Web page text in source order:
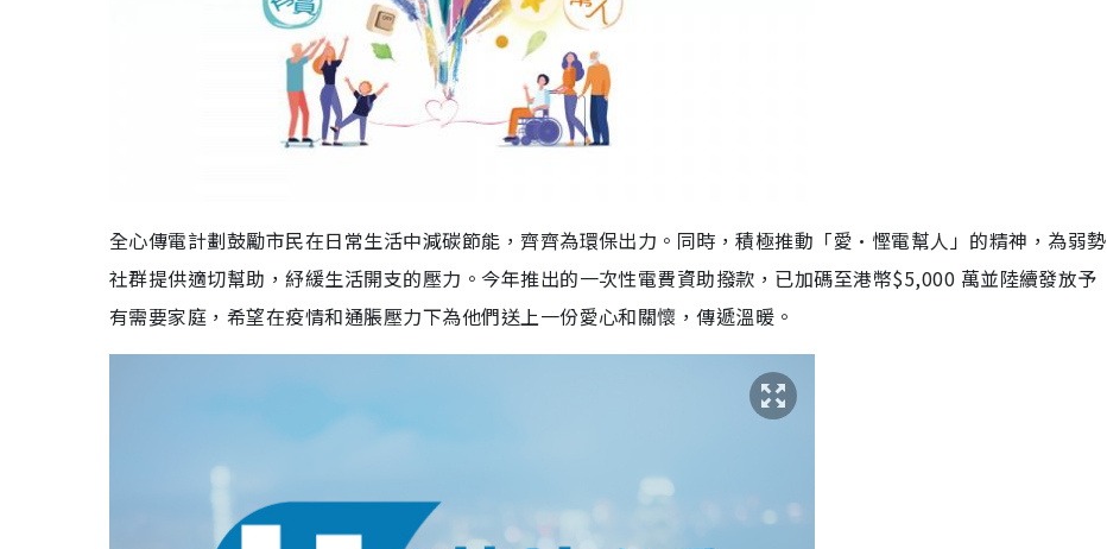
全心傳電計劃鼓勵市民在日常生活中減碳節能，齊齊為環保出力。同時，積極推動「愛•慳電幫人」的精神，為弱勢
社群提供適切幫助，紓緩生活開支的壓力。今年推出的一次性電費資助撥款，已加碼至港幣$5,000 萬並陸續發放予
有需要家庭，希望在疫情和通脹壓力下為他們送上一份愛心和關懷，傳遞溫暖。